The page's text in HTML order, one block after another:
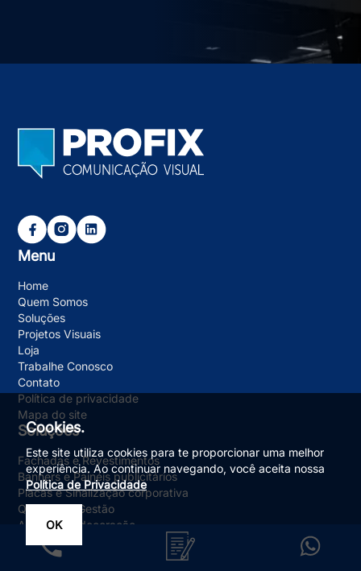
Menu
Home
Quem Somos
Soluções
Projetos Visuais
Loja
Trabalhe Conosco
Contato
Política de privacidade
Mapa do site
Soluções
Fachadas e Revestimentos
Banners e Painéis publicitários
Placas e Sinalização corporativa
Quadro de Gestão
Adesivos e decoração
Letreiros Volumetria letras caixas
Cookies.
Este site utiliza cookies para te proporcionar uma melhor
experiência. Ao continuar navegando, você aceita nossa
Política de Privacidade
OK